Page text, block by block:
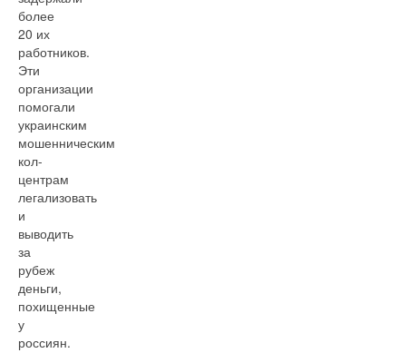
более
20 их
работников.
Эти
организации
помогали
украинским
мошенническим
кол-
центрам
легализовать
и
выводить
за
рубеж
деньги,
похищенные
у
россиян.